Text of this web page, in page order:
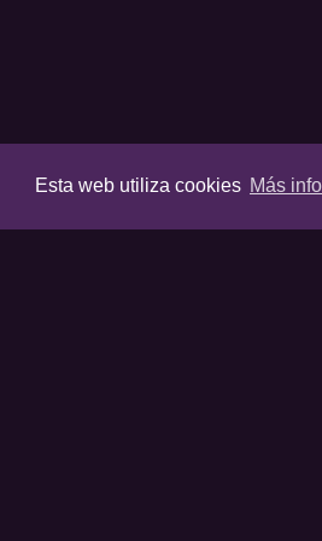
Esta web utiliza cookies Más